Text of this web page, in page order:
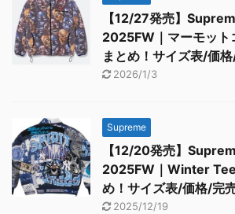
【12/27発売】
2025FW｜マーモット
まとめ！サイズ表/価
2026/1/3
Supreme
【12/20発売】
2025FW｜Winter
め！サイズ表/価格/完
2025/12/19